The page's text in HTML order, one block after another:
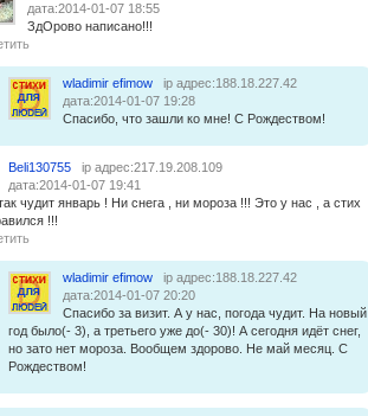
дата:2014-01-07 18:55
ЗдОрово написано!!!
wladimir efimow
ip адрес:188.18.227.42
дата:2014-01-07 19:28
Спасибо, что зашли ко мне! С Рождеством!
Beli130755
ip адрес:217.19.208.109
дата:2014-01-07 19:41
чудит январь ! Ни снега , ни мороза !!! Это у нас , а стих
!!!
wladimir efimow
ip адрес:188.18.227.42
дата:2014-01-07 20:20
Спасибо за визит. А у нас, погода чудит. На новый
год было(- 3), а третьего уже до(- 30)! А сегодня идёт снег,
но зато нет мороза. Вообщем здорово. Не май месяц. С
Рождеством!